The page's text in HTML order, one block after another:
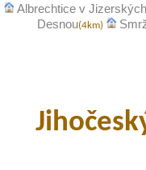
Albrechtice v
Desnou(4km)